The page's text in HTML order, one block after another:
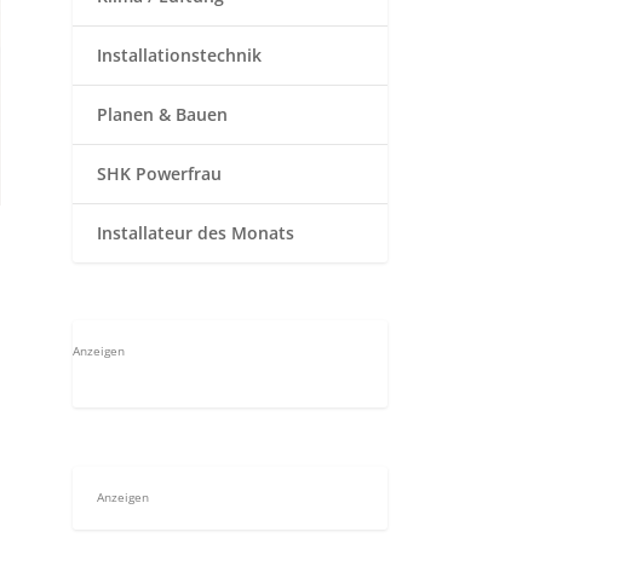
Installationstechnik
Planen & Bauen
SHK Powerfrau
Installateur des Monats
Anzeigen
Anzeigen